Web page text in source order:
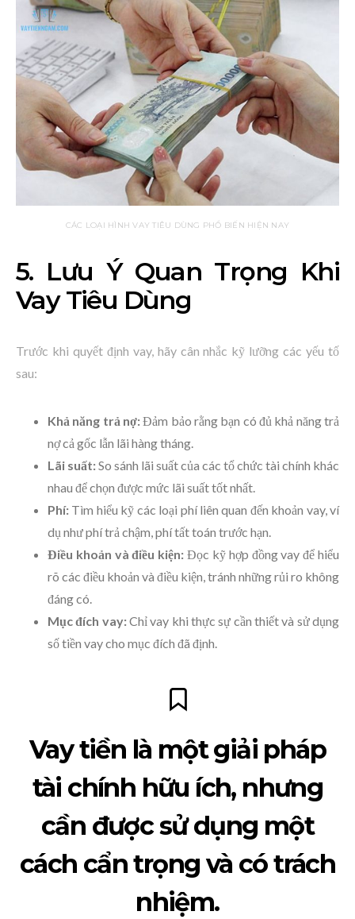
CÁC LOẠI HÌNH VAY TIÊU DÙNG PHỔ BIẾN HIỆN NAY
5. Lưu Ý Quan Trọng Khi
Vay Tiêu Dùng
Trước khi quyết định vay, hãy cân nhắc kỹ lưỡng các yếu tố
sau:
Khả năng trả nợ:Đảm bảo rằng bạn có đủ khả năng trả
nợ cả gốc lẫn lãi hàng tháng.
Lãi suất:So sánh lãi suất của các tổ chức tài chính khác
nhau để chọn được mức lãi suất tốt nhất.
Phí: Tìm hiểu kỹ các loại phí liên quan đến khoản vay, ví
dụ như phí trả chậm, phí tất toán trước hạn.
Điều khoản và điều kiện: Đọc kỹ hợp đồng vay để hiểu
rõ các điều khoản và điều kiện, tránh những rủi ro không
đáng có.
Mục đích vay:Chỉ vay khi thực sự cần thiết và sử dụng
số tiền vay cho mục đích đã định.
Vay tiền là một giải pháp
tài chính hữu ích, nhưng
cần được sử dụng một
cách cẩn trọng và có trách
nhiệm.